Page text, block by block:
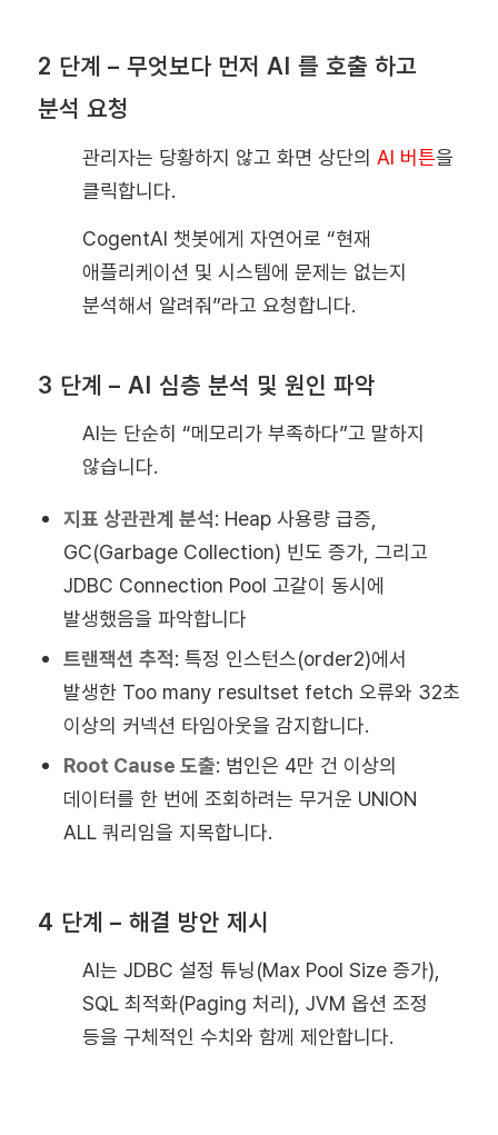
2 단계 – 무엇보다 먼저 AI 를 호출 하고
분석 요청
관리자는 당황하지 않고 화면 상단의 AI 버튼을
클릭합니다.
CogentAI 챗봇에게 자연어로 “현재
애플리케이션 및 시스템에 문제는 없는지
분석해서 알려줘”라고 요청합니다.
3 단계 – AI 심층 분석 및 원인 파악
AI는 단순히 “메모리가 부족하다”고 말하지
않습니다.
지표 상관관계 분석: Heap 사용량 급증,
GC(Garbage Collection) 빈도 증가, 그리고
JDBC Connection Pool 고갈이 동시에
발생했음을 파악합니다
트랜잭션 추적: 특정 인스턴스(order2)에서
발생한 Too many resultset fetch 오류와 32초
이상의 커넥션 타임아웃을 감지합니다.
Root Cause 도출: 범인은 4만 건 이상의
데이터를 한 번에 조회하려는 무거운 UNION
ALL 쿼리임을 지목합니다.
4 단계 – 해결 방안 제시
AI는 JDBC 설정 튜닝(Max Pool Size 증가),
SQL 최적화(Paging 처리), JVM 옵션 조정
등을 구체적인 수치와 함께 제안합니다.